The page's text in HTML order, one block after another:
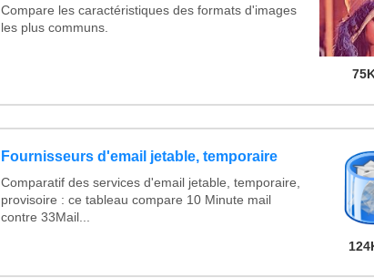
Compare les caractéristiques des formats d'images
les plus communs.
Fournisseurs d'email jetable, temporaire
Comparatif des services d'email jetable, temporaire,
provisoire : ce tableau compare 10 Minute mail
contre 33Mail...